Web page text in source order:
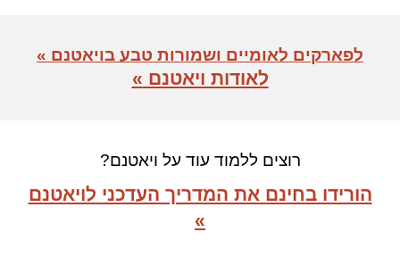
לפארקים לאומיים ושמורות טבע בויאטנם »
לאודות ויאטנם »
רוצים ללמוד עוד על ויאטנם?
הורידו בחינם את המדריך העדכני לויאטנם
»